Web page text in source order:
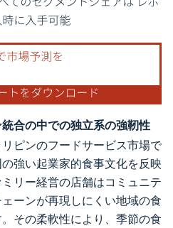
はCC BY 4.0の表示が必要です。
合の中での独立系の強靭性
ピンのフードサービス市場で
強い起業家的食事文化を反映
リー経営の店舗はコミュニテ
ーンが再現しにくい地域の食
その柔軟性により、季節の食